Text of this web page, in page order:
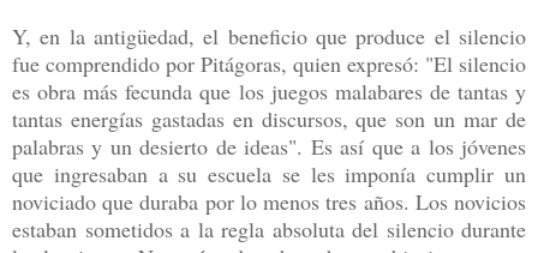
Y, en la antigüedad, el beneficio que produce el silencio
fue comprendido por Pitágoras, quien expresó: "El silencio
es obra más fecunda que los juegos malabares de tantas y
tantas energías gastadas en discursos, que son un mar de
palabras y un desierto deideas". Es así que a los jóvenes
que ingresaban a su escuela se les imponía cumplir un
noviciado que duraba por lo menos tres años. Los novicios
estaban sometidos a la regla absoluta del silencio durante